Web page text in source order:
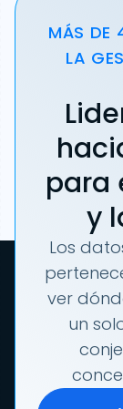
MÁS DE
LA
para
y
Los
ver
un